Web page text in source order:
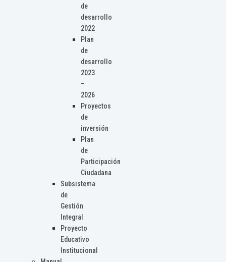
de
desarrollo
2022
Plan
de
desarrollo
2023
–
2026
Proyectos
de
inversión
Plan
de
Participación
Ciudadana
Subsistema
de
Gestión
Integral
Proyecto
Educativo
Institucional